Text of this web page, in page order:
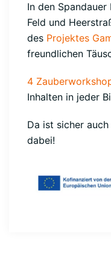
In den
Feld und
des Projektes
freundlichen
4
Inhalten in jeder
Da ist sicher
dabei!